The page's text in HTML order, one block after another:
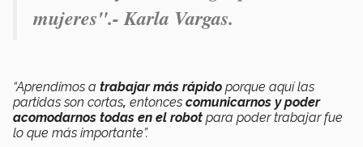
mujeres".- Karla Vargas.
“Aprendimos a trabajar más rápido porque aquílas
partidas son cortas, entonces comunicarnos y poder
acomodarnos todas en el robot para poder trabajar fue
lo que más importante”.